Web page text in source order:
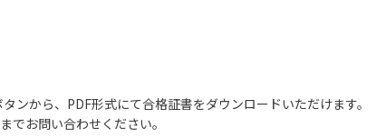
ンから、PDF形式にて合格証書をダウンロードいただけます。
お問い合わせください。